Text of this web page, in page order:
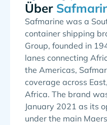
Über
Safmarine was a
container shipping
Group, founded in
lanes connecting
the Americas,
coverage across
Africa. The brand
January 2021 as its
under the main